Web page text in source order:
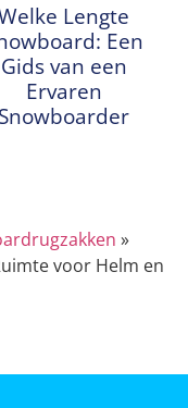
Lengte
Een
Gids van een
Ervaren
Snowboarder
»
voor Helm en